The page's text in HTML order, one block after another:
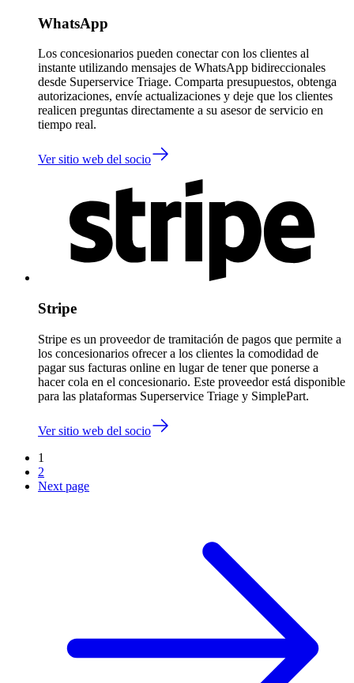
WhatsApp
Los concesionarios pueden conectar con los clientes al
instante utilizando mensajes de WhatsApp bidireccionales
desde Superservice Triage. Comparta presupuestos, obtenga
autorizaciones, envíe actualizaciones y deje que los clientes
realicen preguntas directamente a su asesor de servicio en
tiempo real.
Ver sitio web del socio
Stripe
Stripe es un proveedor de tramitación de pagos que permite a
los concesionarios ofrecer a los clientes la comodidad de
pagar sus facturas online en lugar de tener que ponerse a
hacer cola en el concesionario. Este proveedor está disponible
para las plataformas Superservice Triage y SimplePart.
Ver sitio web del socio
1
2
Next page